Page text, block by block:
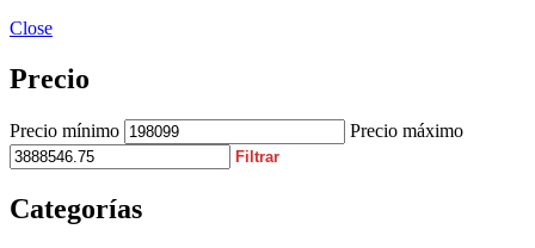
Close
Precio
Precio mínimo Precio máximo
Filtrar
Categorías